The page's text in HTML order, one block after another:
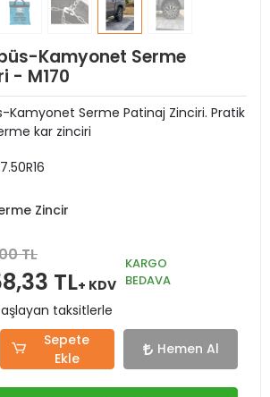
Kamyonet Serme
- M170
Kamyonet Serme Patinaj Zinciri. Pratik
kar zinciri
Zincir
TL
TL+ KDV
KARGO
BEDAVA
taksitlerle
Sepete
Ekle
Hemen Al